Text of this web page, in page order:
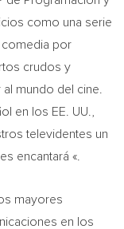
como una serie
por
crudos y
mundo del cine.
en los EE. UU.,
televidentes un
encantará «.
mayores
en los